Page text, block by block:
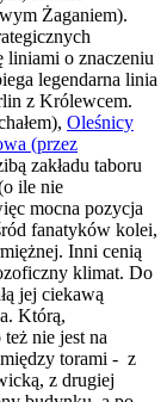
Żaganiem).
liniami o znaczeniu
legendarna linia
z Królewcem.
Oleśnicy
(przez
zakładu taboru
ile nie
mocna pozycja
fanatyków kolei,
Inni cenią
klimat. Do
jej ciekawą
Którą,
nie jest na
torami - z
z drugiej